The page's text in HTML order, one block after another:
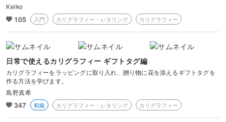
Keiko
105 入門 カリグラフィー・レタリング カリグラフィー
日常で使えるカリグラフィー ギフトタグ編
カリグラフィーをラッピングに取り入れ、贈り物に花を添えるギフトタグを
作る方法を学びます。
島野真希
347 初級 カリグラフィー・レタリング カリグラフィー